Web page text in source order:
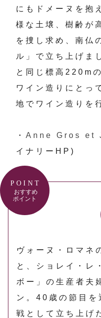
にもドメーヌを抱
様な土壌、樹齢が
を捜し求め、南仏
ル」で立ち上げま
と同じ標高220m
ワイン造りにとっ
地でワイン造りを
・ Anne Gros et
イナリーHP)
POINT
おすすめ
ポイント
ヴォーヌ・ロマネ
と、ショレイ・レ
ボー」の生産者夫
ン。40歳の節目を
戦として立ち上げ